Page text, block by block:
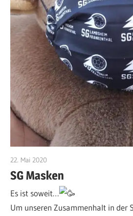
22. Mai 2020
SG Masken
Es ist soweit…
Um unseren Zusammenhalt in der